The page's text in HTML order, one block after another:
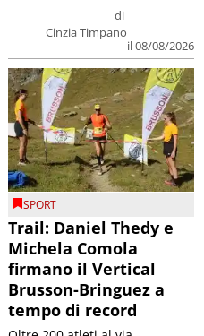
di
Cinzia Timpano
il 08/08/2026
SPORT
Trail: Daniel Thedy e
Michela Comola
firmano il Vertical
Brusson-Bringuez a
tempo di record